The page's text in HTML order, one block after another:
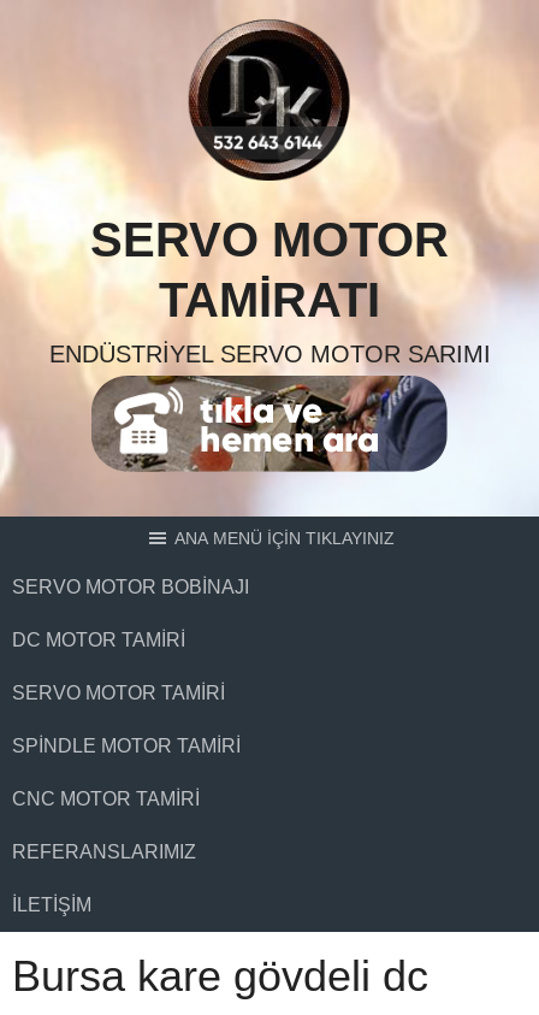
SERVO MOTOR
TAMIRATI
ENDÜSTRIYEL SERVO MOTOR SARIMI
ANA MENÜ İÇİN TIKLAYINIZ
SERVO MOTOR BOBINAJI
DC MOTOR TAMIRI
SERVO MOTOR TAMIRI
SPINDLE MOTOR TAMIRI
CNC MOTOR TAMIRI
REFERANSLARIMIZ
İLETIŞIM
Bursa kare gövdeli dc